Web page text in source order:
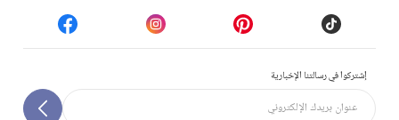
إشتركوا في رسالتنا الإخبارية